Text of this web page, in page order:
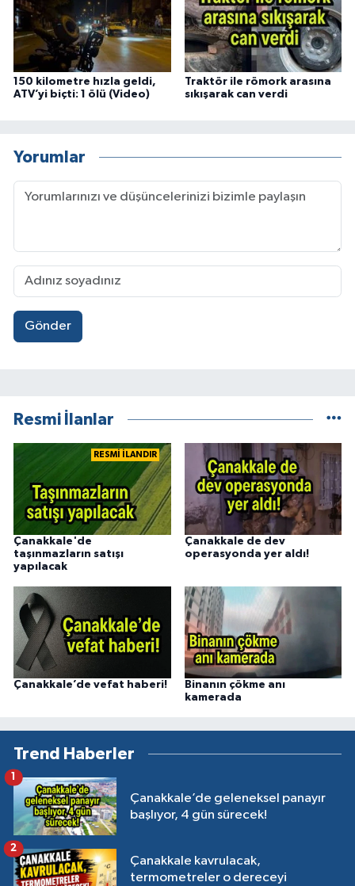
150 kilometre hızla geldi,
ATV’yi biçti: 1 ölü (Video)
Traktör ile römork arasına
sıkışarak can verdi
Yorumlar
Gönder
Resmi İlanlar
RESMİ İLANDIR
Çanakkale'de
taşınmazların satışı
yapılacak
Çanakkale de dev
operasyonda yer aldı!
Çanakkale’de vefat haberi!
Binanın çökme anı
kamerada
Trend Haberler
Çanakkale’de geleneksel panayır
başlıyor, 4 gün sürecek!
Çanakkale kavrulacak,
termometreler o dereceyi
2